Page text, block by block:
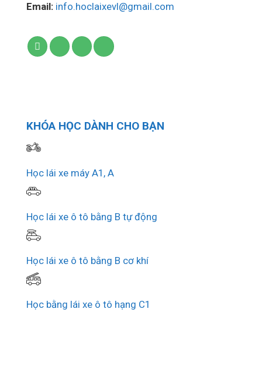
Email: info.hoclaixevl@gmail.com
KHÓA HỌC DÀNH CHO BẠN
Học lái xe máy A1, A
Học lái xe ô tô bằng B tự động
Học lái xe ô tô bằng B cơ khí
Học bằng lái xe ô tô hạng C1